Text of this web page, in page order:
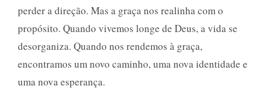
perder a direção. Mas a graça nos realinha com o
propósito. Quando vivemos longe de Deus, a vida se
desorganiza. Quando nos rendemos à graça,
encontramos um novo caminho, uma nova identidade e
uma nova esperança.